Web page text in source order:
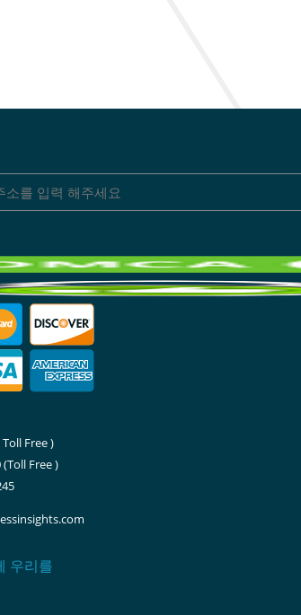
Free )
(Toll Free )
우리를